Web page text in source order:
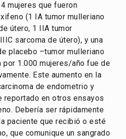
mujeres que fueron
(1 IA tumor mulleriano
útero, 1 IIA tumor
sarcoma de útero), y una
placebo –tumor mulleriano
por 1.000 mujeres/año fue de
Este aumento en la
de endometrio y
reportado en otros ensayos
Debería ser rápidamente
paciente que recibió o esté
que comunique un sangrado